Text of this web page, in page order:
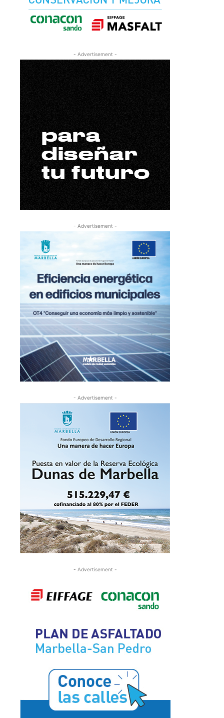
- Advertisement -
- Advertisement -
- Advertisement -
- Advertisement -